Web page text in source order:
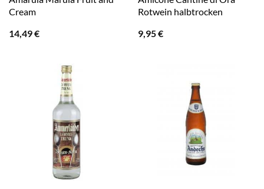
Cream
14,49€
Rotwein halbtrocken
9,95€